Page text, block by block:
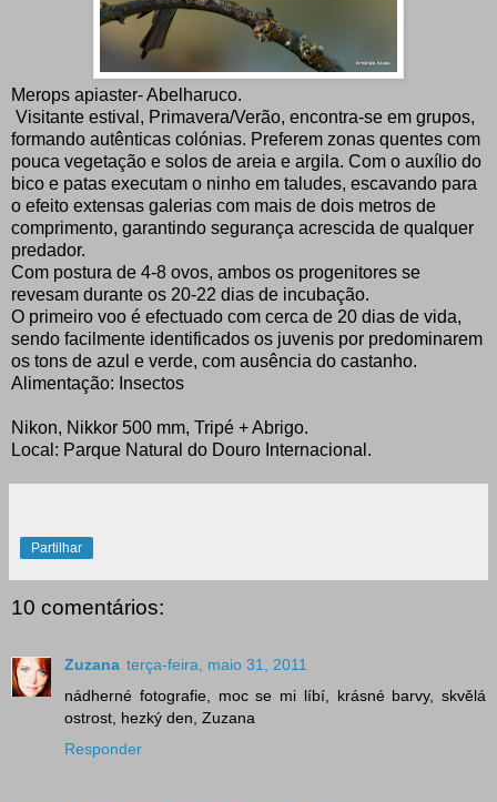
Merops apiaster- Abelharuco.
Visitante estival, Primavera/Verão, encontra-se em grupos,
formando autênticas colónias. Preferem zonas quentes com
pouca vegetação e solos de areia e argila. Com o auxílio do
bico e patas executam o ninho em taludes, escavando para
o efeito extensas galerias com mais de dois metros de
comprimento, garantindo segurança acrescida de qualquer
predador.
Com postura de 4-8 ovos, ambos os progenitores se
revesam durante os 20-22 dias de incubação.
O primeiro voo é efectuado com cerca de 20 dias de vida,
sendo facilmente identificados os juvenis por predominarem
os tons de azul e verde, com ausência do castanho.
Alimentação: Insectos
Nikon, Nikkor 500 mm, Tripé + Abrigo.
Local: Parque Natural do Douro Internacional.
Partilhar
10 comentários:
Zuzana terça-feira, maio 31, 2011
nádherné fotografie, moc se mi líbí, krásné barvy, skvělá
ostrost, hezký den, Zuzana
Responder